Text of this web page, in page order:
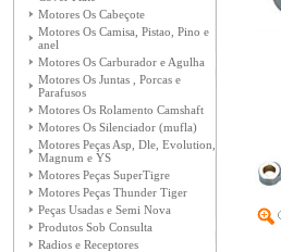
Motores Os Cabeçote
Motores Os Camisa, Pistao, Pino e
anel
Motores Os Carburador e Agulha
Motores Os Juntas , Porcas e
Parafusos
Motores Os Rolamento Camshaft
Motores Os Silenciador (mufla)
Motores Peças Asp, Dle, Evolution,
Magnum e YS
Motores Peças SuperTigre
Motores Peças Thunder Tiger
Peças Usadas e Semi Nova
Produtos Sob Consulta
Radios e Receptores